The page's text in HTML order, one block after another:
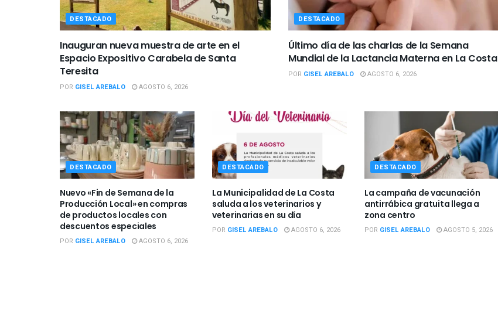
DESTACADO
Inauguran nueva muestra de arte en el
Espacio Expositivo Carabela de Santa
Teresita
POR GISEL AREBALO AGOSTO 6, 2026
DESTACADO
Último día de las charlas de la Semana
Mundial de la Lactancia Materna en La Costa
POR GISEL AREBALO AGOSTO 6, 2026
DESTACADO
Nuevo «Fin de Semana de la
Producción Local» en compras
de productos locales con
descuentos especiales
POR GISEL AREBALO AGOSTO 6, 2026
DESTACADO
La Municipalidad de La Costa
saluda a los veterinarios y
veterinarias en su día
POR GISEL AREBALO AGOSTO 6, 2026
DESTACADO
La campaña de vacunación
antirrábica gratuita llega a
zona centro
POR GISEL AREBALO AGOSTO 5, 2026